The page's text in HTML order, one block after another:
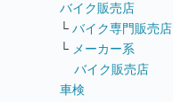
バイク販売店
└ バイク専門販売店
└ メーカー系
バイク販売店
車検